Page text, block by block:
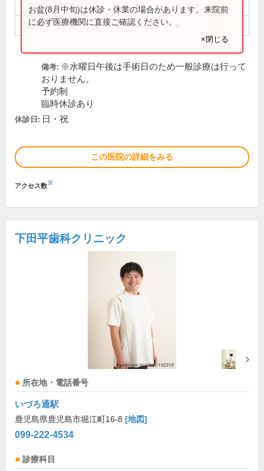
9:00～13:00 ● ● ● ● ●
14:30～18:00 ● ● ● ●
お盆(8月中旬)は休診・休業の場合があります。来院前
に必ず医療機関に直接ご確認ください。
×閉じる
備考: ※水曜日午後は手術日のため一般診療は行って
おりません。
予約制
臨時休診あり
休診日: 日・祝
この医院の詳細をみる
アクセス数※
下田平歯科クリニック
所在地・電話番号
いづろ通駅
鹿児島県鹿児島市堀江町16-8 [地図]
099-222-4534
診療科目